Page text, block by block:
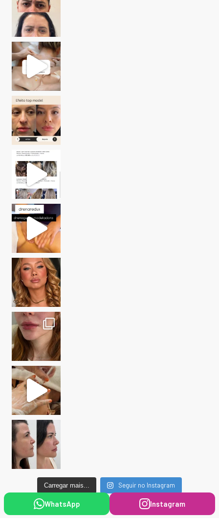
Carregar mais... Seguir no Instagram
WhatsApp Instagram